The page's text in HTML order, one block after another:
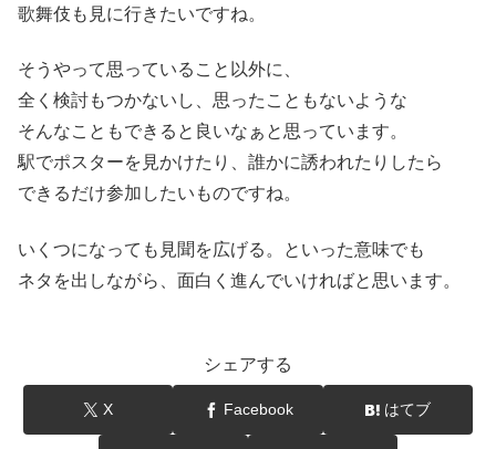
歌舞伎も見に行きたいですね。
そうやって思っていること以外に、
全く検討もつかないし、思ったこともないような
そんなこともできると良いなぁと思っています。
駅でポスターを見かけたり、誰かに誘われたりしたら
できるだけ参加したいものですね。
いくつになっても見聞を広げる。といった意味でも
ネタを出しながら、面白く進んでいければと思います。
シェアする
X Facebook はてブ